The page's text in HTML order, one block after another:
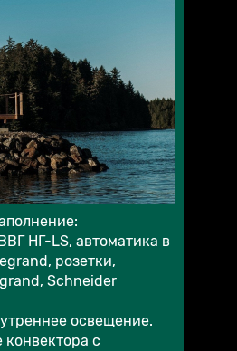
НГ-LS, автоматика в
розетки,
Schneider
освещение.
конвектора с